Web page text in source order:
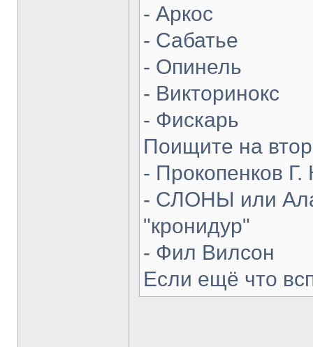
- Аркос
- Сабатье
- Опинель
- Викторинокс
- Фискарь
Поищите на
- Прокопенков Г.
- СЛОНЫ или
"кронидур"
- Фил Вилсон
Если ещё что